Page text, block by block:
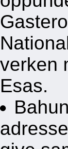
verken
Esas.